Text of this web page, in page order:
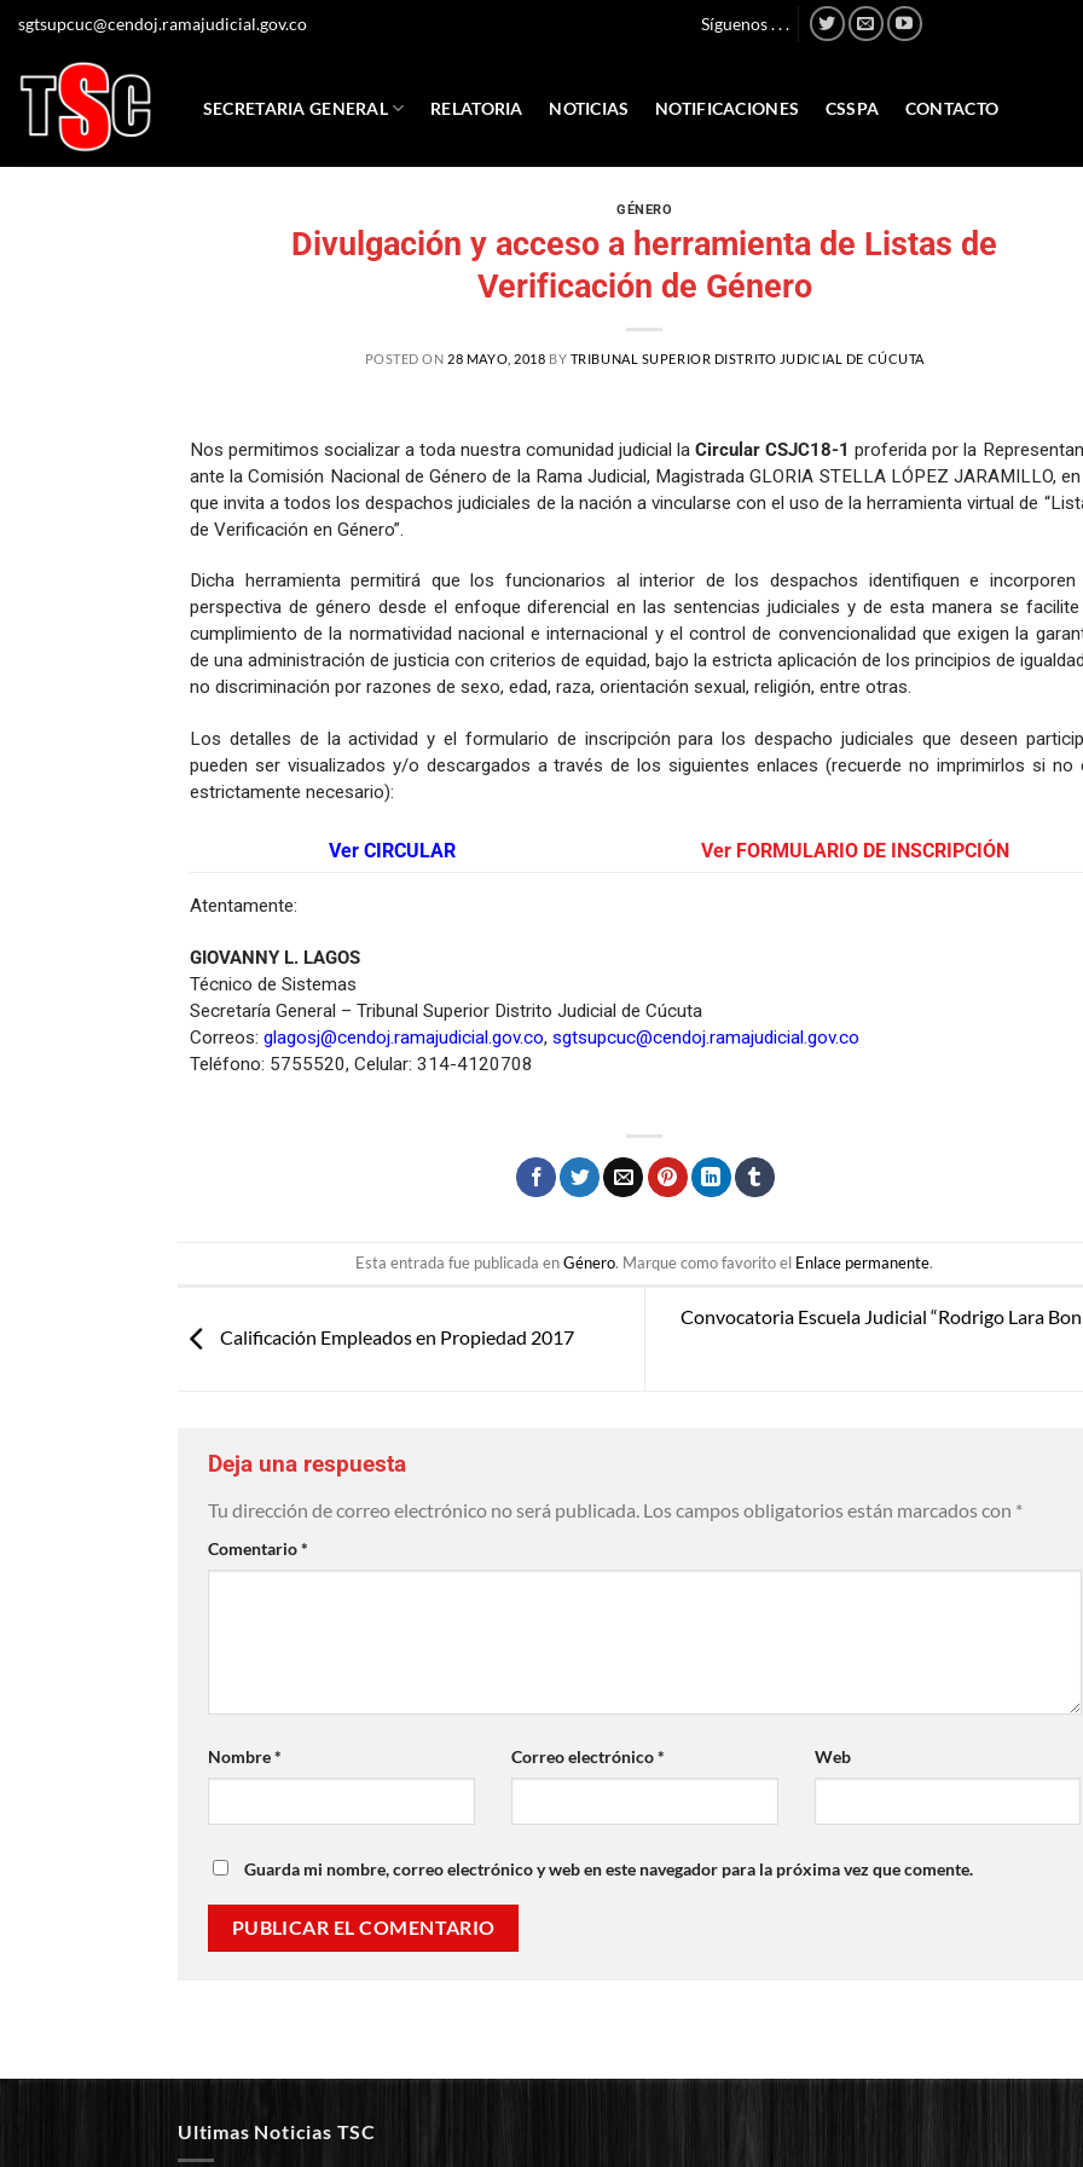
sgtsupcuc@cendoj.ramajudicial.gov.co Síguenos . . .
SECRETARIA GENERAL RELATORIA NOTICIAS NOTIFICACIONES CSSPA CONTACTO
GÉNERO
Divulgación y acceso a herramienta de Listas de
Verificación de Género
POSTED ON 28 MAYO, 2018 BY TRIBUNAL SUPERIOR DISTRITO JUDICIAL DE CÚCUTA
Nos permitimos socializar a toda nuestra comunidad judicial laCircular CSJC18-1 proferida por la
ante la Comisión Nacional de Género de la Rama Judicial, Magistrada GLORIA STELLA LÓPEZ JARAMILLO,
que invita a todos los despachos judiciales de la nación a vincularse con el uso de la herramienta virtual de
de Verificación en Género”.
Dicha herramienta permitirá que los funcionarios al interior de los despachos identifiquen e incorporen
perspectiva de género desde el enfoque diferencial en las sentencias judiciales y de esta manera se
cumplimiento de la normatividad nacional e internacional y el control de convencionalidad que exigen la
de una administración de justicia con criterios de equidad, bajo la estricta aplicación de los principios de
no discriminación por razones de sexo, edad, raza, orientación sexual, religión, entre otras.
Los detalles de la actividad y el formulario de inscripción para los despacho judiciales que deseen
pueden ser visualizados y/o descargados a través de los siguientes enlaces (recuerde no imprimirlos si no
estrictamente necesario):
Ver CIRCULAR Ver FORMULARIO DE INSCRIPCIÓN
Atentamente:
GIOVANNY L. LAGOS
Técnico de Sistemas
Secretaría General – Tribunal Superior Distrito Judicial de Cúcuta
Correos: glagosj@cendoj.ramajudicial.gov.co, sgtsupcuc@cendoj.ramajudicial.gov.co
Teléfono: 5755520, Celular: 314-4120708
Esta entrada fue publicada enGénero. Marque como favorito el Enlace permanente.
Calificación Empleados en Propiedad 2017
Convocatoria Escuela Judicial “Rodrigo Lara
Deja una respuesta
Tu dirección de correo electrónico no será publicada. Los campos obligatorios están marcados con *
Comentario*
Nombre* Correo electrónico* Web
Guarda mi nombre, correo electrónico y web en este navegador para la próxima vez que comente.
Ultimas Noticias TSC